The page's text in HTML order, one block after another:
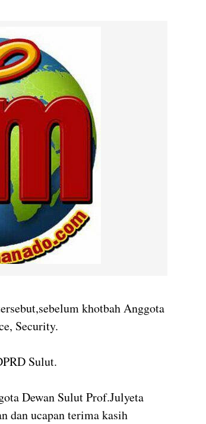
khotbah Anggota
Security.
Sulut.
Dewan Sulut Prof.Julyeta
dan ucapan terima kasih